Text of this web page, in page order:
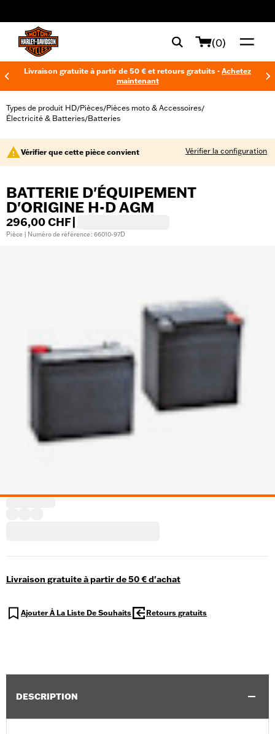
(0)
Livraison gratuite à partir de 50 € et retours gratuits - Achetez
maintenant
Types de produit HD/Pièces/Pièces moto & Accessoires/
Électricité & Batteries/Batteries
Vérifier que cette pièce convient Vérifier la configuration
BATTERIE D'ÉQUIPEMENT
D'ORIGINE H-D AGM
296,00 CHF
Pièce | Numéro de référence : 66010-97D
Livraison gratuite à partir de 50 € d'achat
Ajouter À La Liste De Souhaits Retours gratuits
DESCRIPTION